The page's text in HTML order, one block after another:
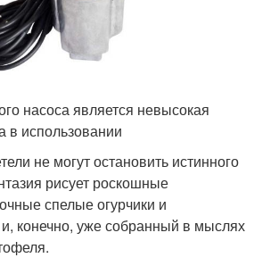
насоса является невысокая
в использовании
не могут остановить истинного
рисует роскошные
спелые огурчики и
конечно, уже собранный в мыслях